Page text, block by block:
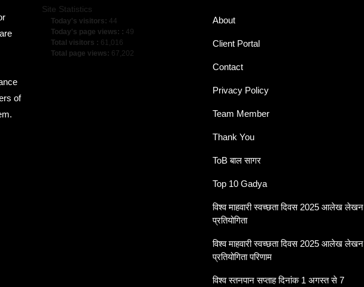
of
Site Statistics
Today's visitors: 44
Today's page views: : 49
Total visitors : 61,016
Total page views: 67,202
About
Client Portal
Contact
Privacy Policy
Team Member
Thank You
ToB बाल सागर
Top 10 Gadya
विश्व माहवारी स्वच्छता दिवस 2025 आलेख लेखन
प्रतियोगिता
विश्व माहवारी स्वच्छता दिवस 2025 आलेख लेखन
प्रतियोगिता परिणाम
विश्व स्तनपान सप्ताह दिनांक 1 अगस्त से 7